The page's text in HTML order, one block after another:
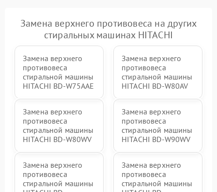
Замена верхнего противовеса на других
стиральных машинах HITACHI
Замена верхнего
противовеса
стиральной машины
HITACHI BD-W75AAE
Замена верхнего
противовеса
стиральной машины
HITACHI BD-W80AV
Замена верхнего
противовеса
стиральной машины
HITACHI BD-W80WV
Замена верхнего
противовеса
стиральной машины
HITACHI BD-W90WV
Замена верхнего
противовеса
стиральной машины
Замена верхнего
противовеса
стиральной машины